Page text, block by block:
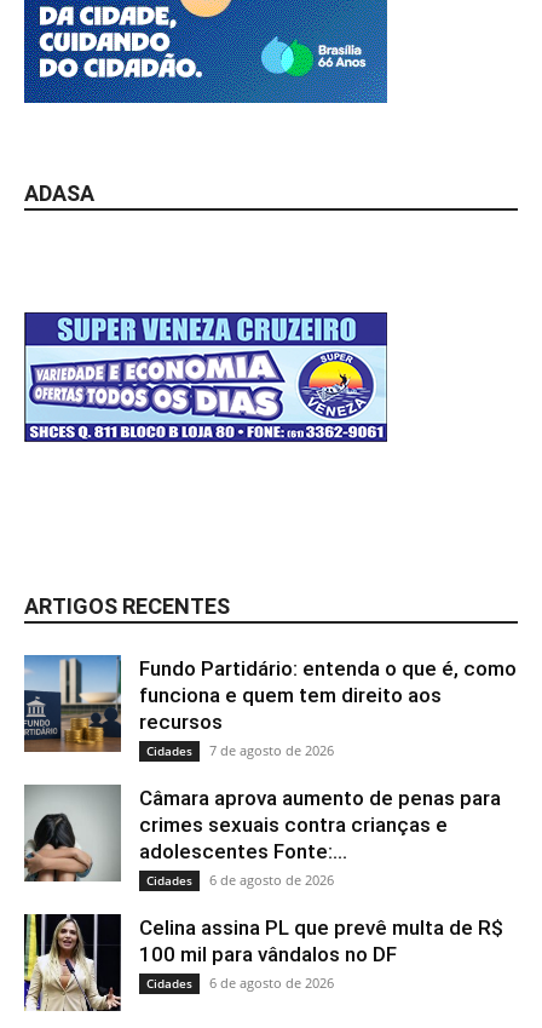
ADASA
ARTIGOS RECENTES
Fundo Partidário: entenda o que é, como
funciona e quem tem direito aos
recursos
Cidades 7 de agosto de 2026
Câmara aprova aumento de penas para
crimes sexuais contra crianças e
adolescentes Fonte:...
Cidades 6 de agosto de 2026
Celina assina PL que prevê multa de R$
100 mil para vândalos no DF
Cidades 6 de agosto de 2026